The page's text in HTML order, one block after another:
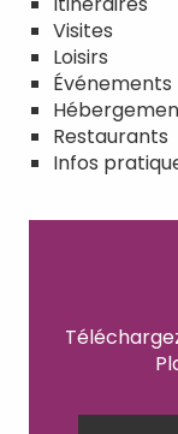
Visites
Loisirs
Événements
Restaurants
Infos